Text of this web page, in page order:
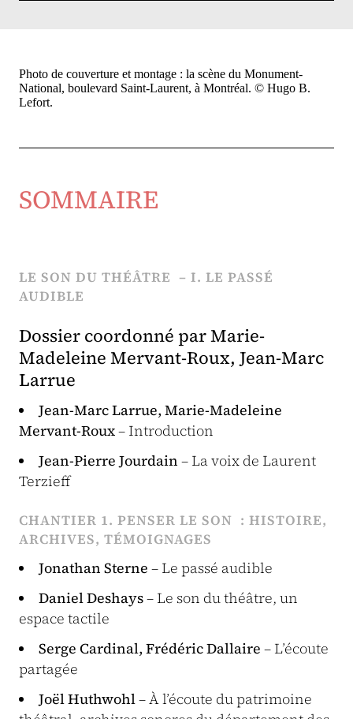
Photo de couverture et montage : la scène du Monument-
National, boulevard Saint-Laurent, à Montréal. © Hugo B.
Lefort.
SOMMAIRE
LE SON DU THÉÂTRE – I. LE PASSÉ
AUDIBLE
Dossier coordonné par Marie-
Madeleine Mervant-Roux, Jean-Marc
Larrue
Jean-Marc Larrue, Marie-Madeleine
Mervant-Roux– Introduction
Jean-Pierre Jourdain – La voix de Laurent
Terzieff
CHANTIER 1. PENSER LE SON : HISTOIRE,
ARCHIVES, TÉMOIGNAGES
Jonathan Sterne – Le passé audible
Daniel Deshays– Le son du théâtre, un
espace tactile
Serge Cardinal, Frédéric Dallaire – L’écoute
partagée
Joël Huthwohl– À l’écoute du patrimoine